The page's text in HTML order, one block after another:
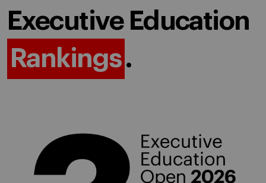
Executive Education
Rankings.